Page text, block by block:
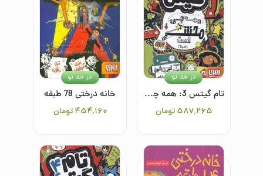
تام گیتس 3: همه چی محشر است (نسبتا)
۵۸۷٬۲۶۵ تومان
در حد نو
خانه درختی 78 طبقه
۴۵۴٬۱۶۰ تومان
در حد نو